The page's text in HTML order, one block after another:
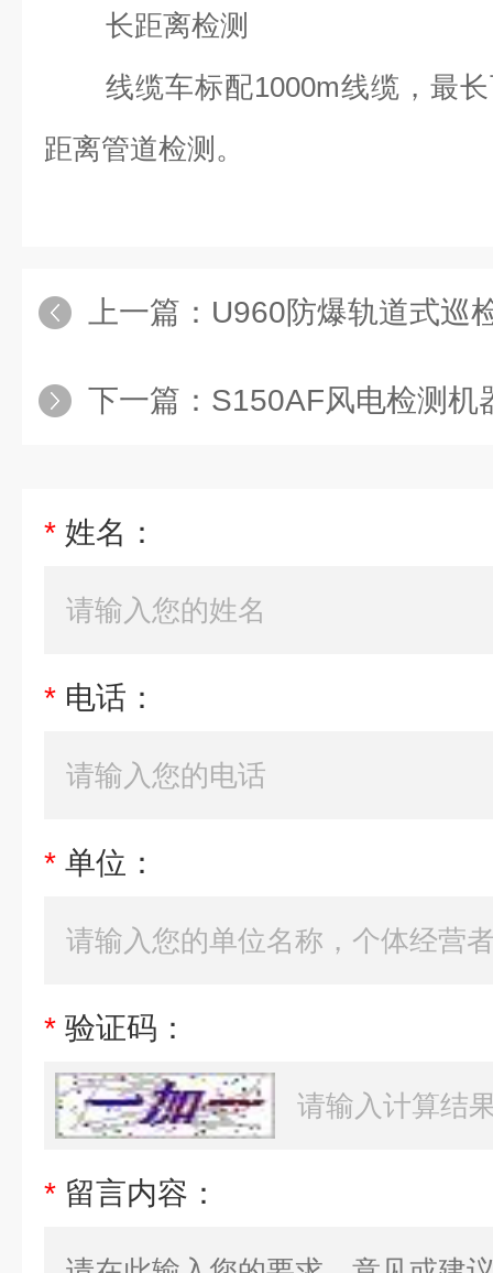
长距离检测
线缆车标配1000m线缆，最
距离管道检测。
上一篇： U960防爆轨道式巡
下一篇： S150AF风电检测机
* 姓名：
* 电话：
* 单位：
* 验证码：
* 留言内容：